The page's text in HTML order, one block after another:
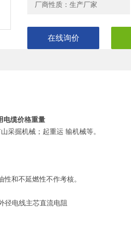
厂商性质：生产厂家
在线询价
电缆价格重量
采掘机械；起重运 输机械等。
和不延燃性不作考核。
径电线主芯直流电阻